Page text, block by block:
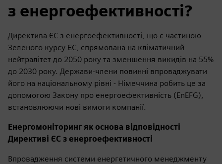
з енергоефективності?
Директива ЄС з енергоефективності, що є частиною
Зеленого курсу ЄС, спрямована на кліматичний
нейтралітет до 2050 року та зменшення викидів на 55%
до 2030 року. Держави-члени повинні впроваджувати
його на національному рівні - Німеччина робить це за
допомогою Закону про енергоефективність (EnEFG),
встановлюючи нові вимоги компанії.
Енергомоніторинг як основа відповідності
Директиві ЄС з енергоефективності
Впровадження системи енергетичного менеджменту